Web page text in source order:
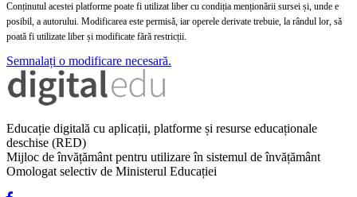
Conținutul acestei platforme poate fi utilizat liber cu condiția menționării sursei și, unde e
posibil, a autorului. Modificarea este permisă, iar operele derivate trebuie, la rândul lor, să
poată fi utilizate liber și modificate fără restricții.
Semnalați o modificare necesară.
Educație digitală cu aplicații, platforme și resurse educaționale
deschise (RED)
Mijloc de învățământ pentru utilizare în sistemul de învățământ
Omologat selectiv de Ministerul Educației